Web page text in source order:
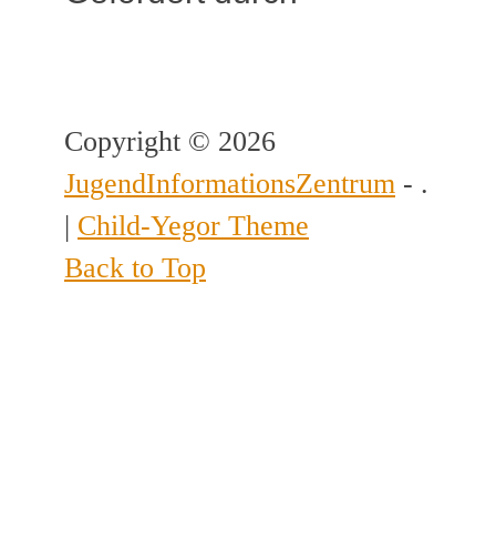
Copyright © 2026
JugendInformationsZentrum - .
| Child-Yegor Theme
Back to Top